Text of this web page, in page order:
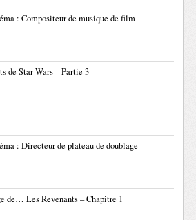
: Compositeur de musique de film
de Star Wars – Partie 3
: Directeur de plateau de doublage
de… Les Revenants – Chapitre 1